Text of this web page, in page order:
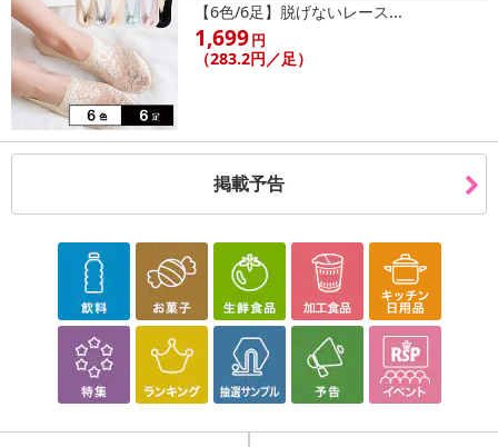
【6色/6足】脱げないレース...
1,699円
（283.2円／足）
掲載予告